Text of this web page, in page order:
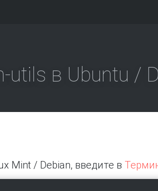
utils в Ubuntu /
Mint / Debian, введите в